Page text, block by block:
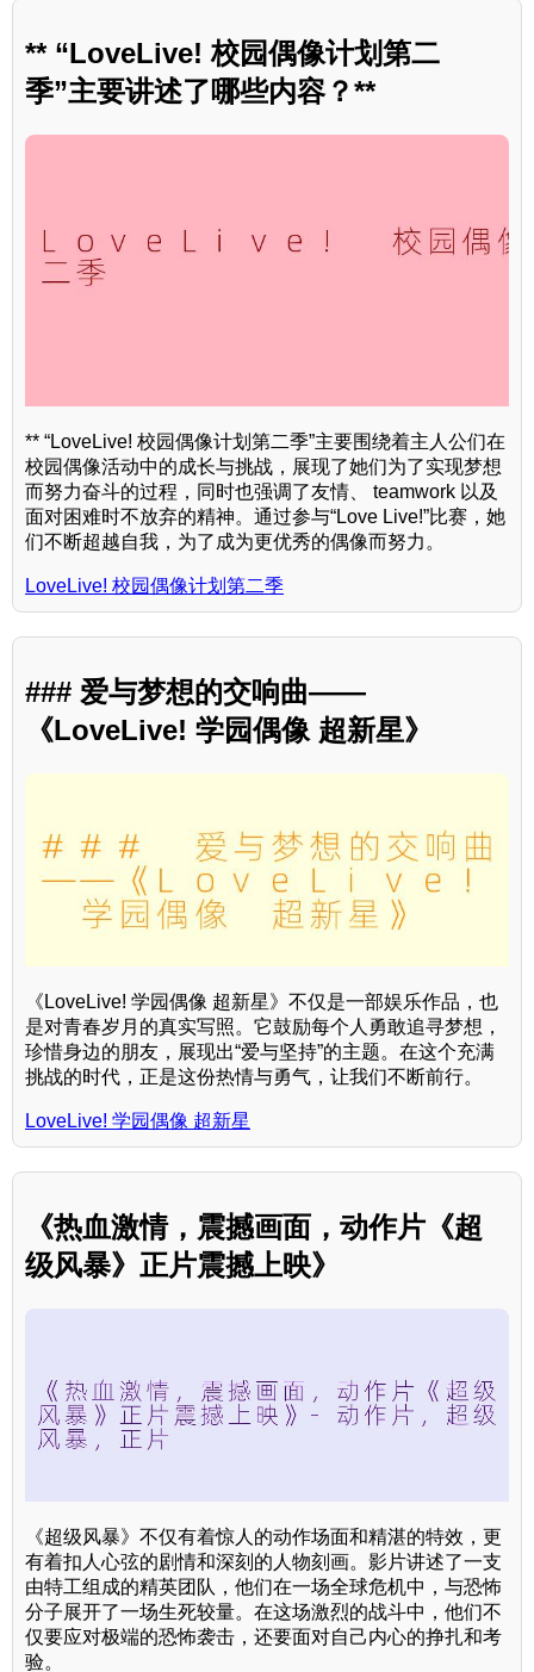
** “LoveLive! 校园偶像计划第二
季”主要讲述了哪些内容？**
** “LoveLive! 校园偶像计划第二季”主要围绕着主人公们在
校园偶像活动中的成长与挑战，展现了她们为了实现梦想
而努力奋斗的过程，同时也强调了友情、 teamwork 以及
面对困难时不放弃的精神。通过参与“Love Live!”比赛，她
们不断超越自我，为了成为更优秀的偶像而努力。
LoveLive! 校园偶像计划第二季
### 爱与梦想的交响曲——
《LoveLive! 学园偶像 超新星》
《LoveLive! 学园偶像 超新星》不仅是一部娱乐作品，也
是对青春岁月的真实写照。它鼓励每个人勇敢追寻梦想，
珍惜身边的朋友，展现出“爱与坚持”的主题。在这个充满
挑战的时代，正是这份热情与勇气，让我们不断前行。
LoveLive! 学园偶像 超新星
《热血激情，震撼画面，动作片《超
级风暴》正片震撼上映》
《超级风暴》不仅有着惊人的动作场面和精湛的特效，更
有着扣人心弦的剧情和深刻的人物刻画。影片讲述了一支
由特工组成的精英团队，他们在一场全球危机中，与恐怖
分子展开了一场生死较量。在这场激烈的战斗中，他们不
仅要应对极端的恐怖袭击，还要面对自己内心的挣扎和考
验。